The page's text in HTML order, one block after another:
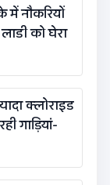
नौकरियों
को घेरा
क्लोराइड
गाड़ियां-